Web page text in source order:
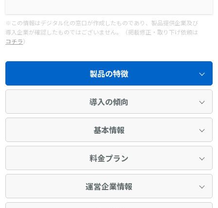
※この情報はデジタル化の窓口が作成したものであり、製品提供企業及び
導入企業が確認したものではございません。（掲載修正・取り下げ依頼は
コチラ）
製品の特徴
導入の傾向
基本情報
料金プラン
運営企業情報